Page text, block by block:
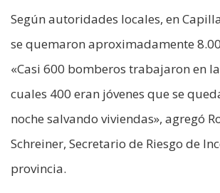
Según autoridades locales, en
se quemaron aproximadamente
«Casi 600 bomberos trabajaron en
cuales 400 eran jóvenes que se
noche salvando viviendas», agregó
Schreiner, Secretario de Riesgo de
provincia.